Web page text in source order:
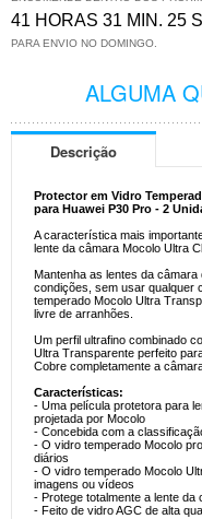
41 HORAS 31 MIN. 25
PARA ENVIO NO DOMINGO.
ALGUMA
Descrição
Protector em Vidro
para Huawei P30 Pro - 2
A característica mais
lente da câmara Mocolo Ultra
Mantenha as lentes da
condições, sem usar qualquer
temperado Mocolo Ultra
livre de arranhões.
Um perfil ultrafino combinado
Ultra Transparente perfeito
Cobre completamente a
Características:
- Uma película protetora para
projetada por Mocolo
- Concebida com a
- O vidro temperado Mocolo
diários
- O vidro temperado Mocolo
imagens ou vídeos
- Protege totalmente a lente
- Feito de vidro AGC de alta